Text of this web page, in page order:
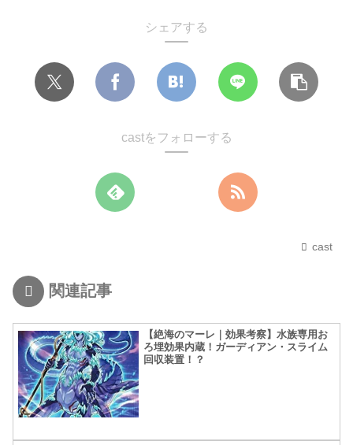
シェアする
castをフォローする
cast
関連記事
【絶海のマーレ｜効果考察】水族専用お
ろ埋効果内蔵！ガーディアン・スライム
回収装置！？